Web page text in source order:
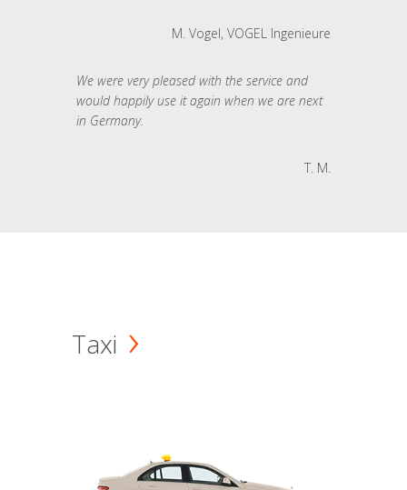
M. Vogel, VOGEL Ingenieure
We were very pleased with the service and
would happily use it again when we are next
in Germany.
T. M.
Taxi